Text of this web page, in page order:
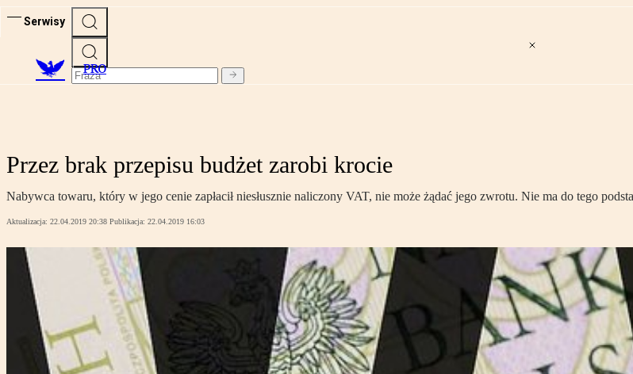
Serwisy
PRO
Przez brak przepisu budżet zarobi krocie
Nabywca towaru, który w jego cenie zapłacił niesłusznie naliczony VAT, nie może żądać jego zwrotu. Nie ma do tego
Aktualizacja: 22.04.2019 20:38 Publikacja: 22.04.2019 16:03